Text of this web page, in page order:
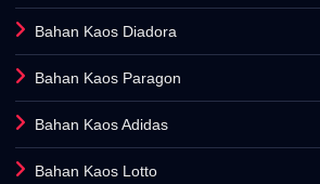
Bahan Kaos Diadora
Bahan Kaos Paragon
Bahan Kaos Adidas
Bahan Kaos Lotto